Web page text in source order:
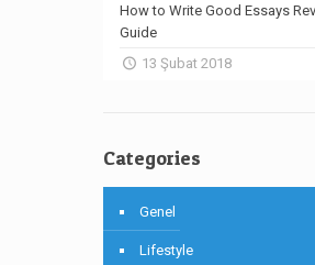
How to Write Good Essays
Guide
13 Şubat 2018
Categories
Genel
Lifestyle